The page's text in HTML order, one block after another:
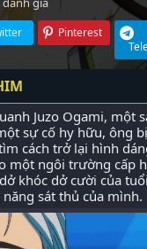
Pinterest
Juzo Ogami, một
sự cố hy hữu, ông
cách trở lại hình
một ngôi trường cấp
khóc dở cười của
sát thủ của mình.